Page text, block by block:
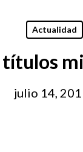
Actualidad
títulos
julio 14,